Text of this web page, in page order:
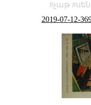
չաթ
2019-07-12-